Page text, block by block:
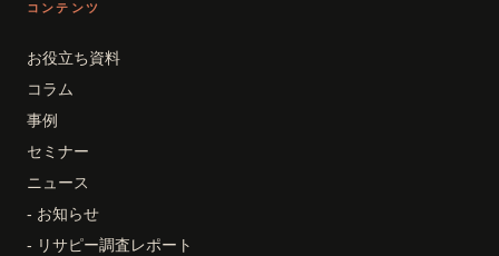
コンテンツ
お役立ち資料
コラム
事例
セミナー
ニュース
- お知らせ
- リサピー調査レポート